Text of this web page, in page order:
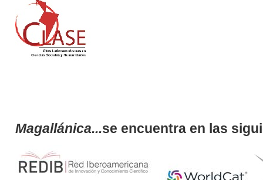
Magallánica...se encuentra en las